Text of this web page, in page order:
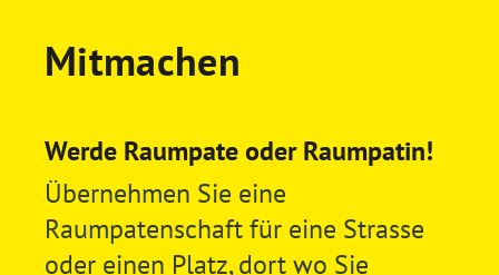
Mitmachen
Werde Raumpate oder Raumpatin!
Übernehmen Sie eine
Raumpatenschaft für eine Strasse
oder einen Platz, dort wo Sie